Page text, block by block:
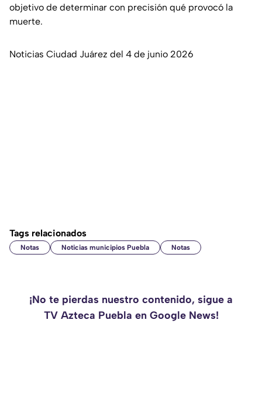
objetivo de determinar con precisión qué provocó la
muerte.
Noticias Ciudad Juárez del 4 de junio 2026
Tags relacionados
Notas Noticias municipios Puebla Notas
¡No te pierdas nuestro contenido, sigue a
TV Azteca Puebla en Google News!